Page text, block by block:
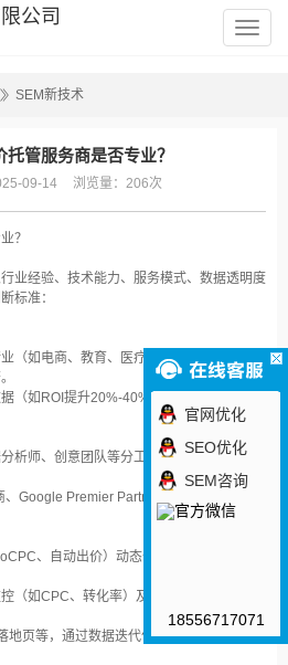
苏
州
SEM新技术
管服务商是否专业？
09-14 浏览量：206次
？
业经验、技术能力、服务模式、数据透明度‌
标准：
（如电商、教育、医疗等）成功经验的服务
（如ROI提升20%-40%、点击率增长
析师、创意团队等分工，且核心成员需有3
Google Premier Partner等平台认证机
、自动出价）动态调整策略，而非依赖
（如CPC、转化率）及归因分析（如UTM
地页等，通过数据迭代优化高表现版本。
官网优化
SEO优化
SEM咨询
18556717071